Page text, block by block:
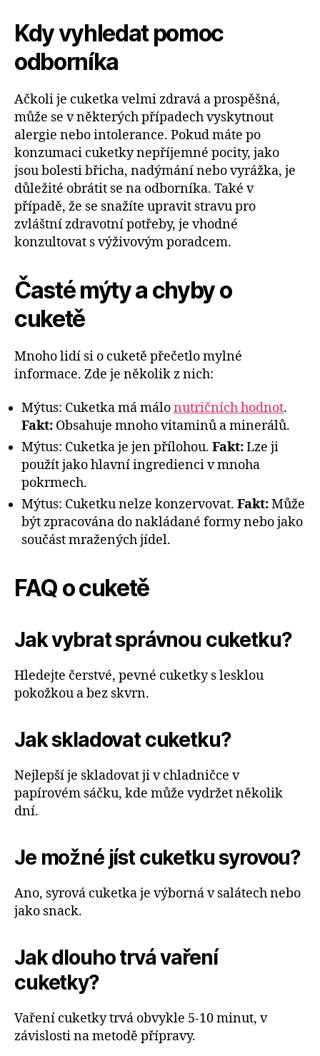
Kdy vyhledat pomoc
odborníka
Ačkoli je cuketka velmi zdravá a prospěšná,
může se v některých případech vyskytnout
alergie nebo intolerance. Pokud máte po
konzumaci cuketky nepříjemné pocity, jako
jsou bolesti břicha, nadýmání nebo vyrážka, je
důležité obrátit se na odborníka. Také v
případě, že se snažíte upravit stravu pro
zvláštní zdravotní potřeby, je vhodné
konzultovat s výživovým poradcem.
Časté mýty a chyby o
cuketě
Mnoho lidí si o cuketě přečetlo mylné
informace. Zde je několik z nich:
Mýtus: Cuketka má málonutričních hodnot.
Fakt: Obsahuje mnoho vitaminů a minerálů.
Mýtus: Cuketka je jen přílohou. Fakt:Lze ji
použít jako hlavní ingredienci v mnoha
pokrmech.
Mýtus: Cuketku nelze konzervovat. Fakt:Může
být zpracována do nakládané formy nebo jako
součást mražených jídel.
FAQ o cuketě
Jak vybrat správnou cuketku?
Hledejte čerstvé, pevné cuketky s lesklou
pokožkou a bez skvrn.
Jak skladovat cuketku?
Nejlepší je skladovat ji v chladničce v
papírovém sáčku, kde může vydržet několik
dní.
Je možné jíst cuketku syrovou?
Ano, syrová cuketka je výborná v salátech nebo
jako snack.
Jak dlouho trvá vaření
cuketky?
Vaření cuketky trvá obvykle 5-10 minut, v
závislosti na metodě přípravy.